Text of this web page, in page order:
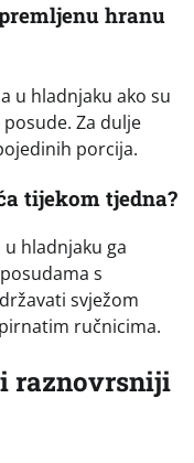
hranu
u hladnjaku ako su
Za dulje
porcija.
tijekom tjedna?
hladnjaku ga
s
svježom
ručnicima.
raznovrsniji